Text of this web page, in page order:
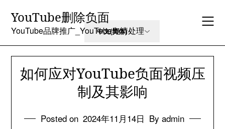
content
YouTube删除负面
YouTube品牌推广_YouTube舆情处理
如何应对YouTube负面视频压
制及其影响
Posted on 2024年11月14日 By admin